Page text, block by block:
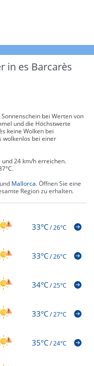
in es Barcarès
bei Werten von
und die Höchstwerte
keine Wolken bei
wolkenlos bei einer
und 24 km/h erreichen.
und Mallorca. Öffnen Sie eine
Region zu erhalten.
33°C/26°C
33°C/26°C
34°C/25°C
33°C/27°C
35°C/24°C